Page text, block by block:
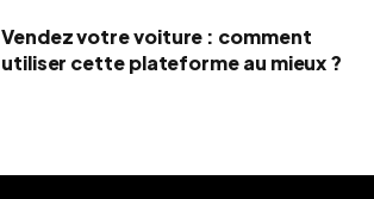
Vendez votre voiture : comment
utiliser cette plateforme au mieux ?